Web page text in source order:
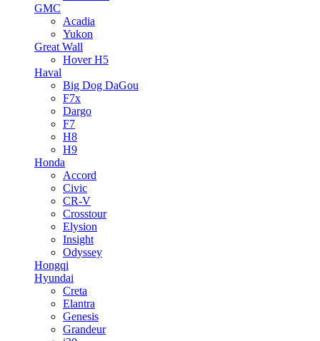
GMC
Acadia
Yukon
Great Wall
Hover H5
Haval
Big Dog DaGou
F7x
Dargo
F7
H8
H9
Honda
Accord
Civic
CR-V
Crosstour
Elysion
Insight
Odyssey
Hongqi
Hyundai
Creta
Elantra
Genesis
Grandeur